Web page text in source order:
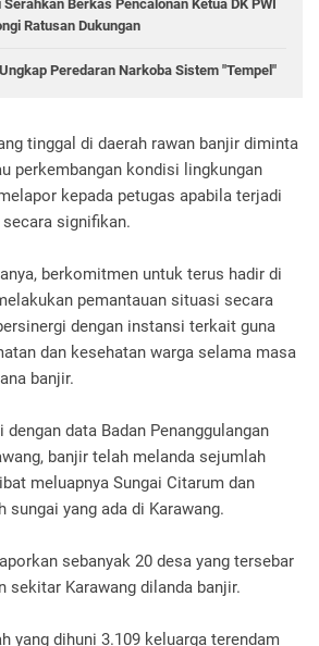
Berkas Pencalonan Ketua DK PWI
Ratusan Dukungan
Peredaran Narkoba Sistem "Tempel"
tinggal di daerah rawan banjir diminta
perkembangan kondisi lingkungan
kepada petugas apabila terjadi
signifikan.
berkomitmen untuk terus hadir di
pemantauan situasi secara
dengan instansi terkait guna
dan kesehatan warga selama masa
banjir.
data Badan Penanggulangan
banjir telah melanda sejumlah
meluapnya Sungai Citarum dan
sungai yang ada di Karawang.
sebanyak 20 desa yang tersebar
sekitar Karawang dilanda banjir.
yang dihuni 3.109 keluarga terendam